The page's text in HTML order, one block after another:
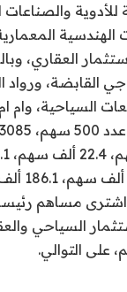
للأدوية
الهندسية
العقاري،
ورواد
السياحية، وام
8246
اشترى مساهم